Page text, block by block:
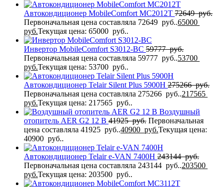
Автокондиционер MobileComfort MC2012T 72649руб.
Первоначальная цена составляла 72649 руб..65000
руб.Текущая цена: 65000 руб..
Инвертор MobileComfort S3012-BC 59777руб.
Первоначальная цена составляла 59777 руб..53700
руб.Текущая цена: 53700 руб..
Автокондиционер Telair Silent Plus 5900H 275266руб.
Первоначальная цена составляла 275266 руб..217565
руб.Текущая цена: 217565 руб..
Воздушный
отопитель AER G2 12 В 41925руб. Первоначальная
цена составляла 41925 руб..40900 руб.Текущая цена:
40900 руб..
Автокондиционер Telair e-VAN 7400H 243144руб.
Первоначальная цена составляла 243144 руб..203500
руб.Текущая цена: 203500 руб..